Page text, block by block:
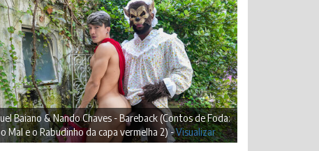
Baiano & Nando Chaves - Bareback (Contos de Foda:
Mal e o Rabudinho da capa vermelha 2) -Visualizar